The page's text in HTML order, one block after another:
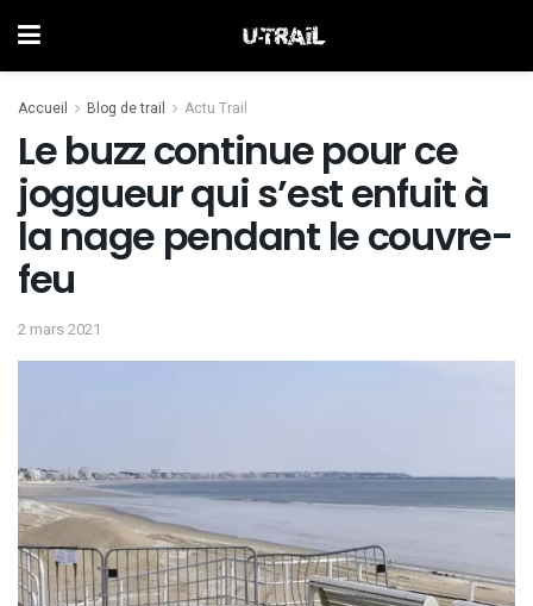
Accueil Blog de trail Actu Trail
Le buzz continue pour ce
joggueur qui s’est enfuit à
la nage pendant le couvre-
feu
2 mars 2021